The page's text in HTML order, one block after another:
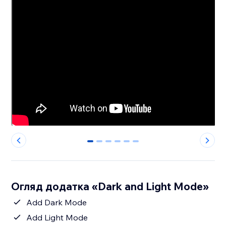
0 1 2 3 4 5
Огляд додатка «Dark and Light Mode»
Add Dark Mode
Add Light Mode